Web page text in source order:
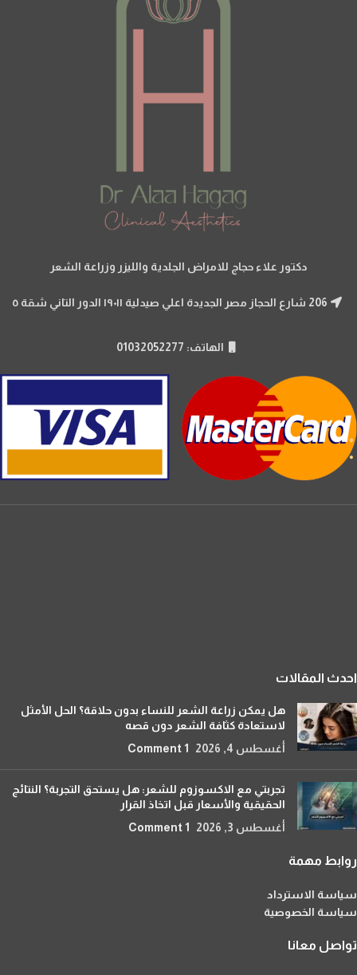
دكتور علاء حجاج للامراض الجلدية والليزر وزراعة الشعر
الهاتف: 01032052277
احدث المقالات
هل يمكن زراعة الشعر للنساء بدون حلاقة؟ الحل الأمثل
لاستعادة كثافة الشعر دون قصه
أغسطس 4, 2026
1 Comment
تجربتي مع الاكسوزوم للشعر: هل يستحق التجربة؟ النتائج
الحقيقية والأسعار قبل اتخاذ القرار
أغسطس 3, 2026
1 Comment
روابط مهمة
سياسة الاسترداد
سياسة الخصوصية
تواصل معانا